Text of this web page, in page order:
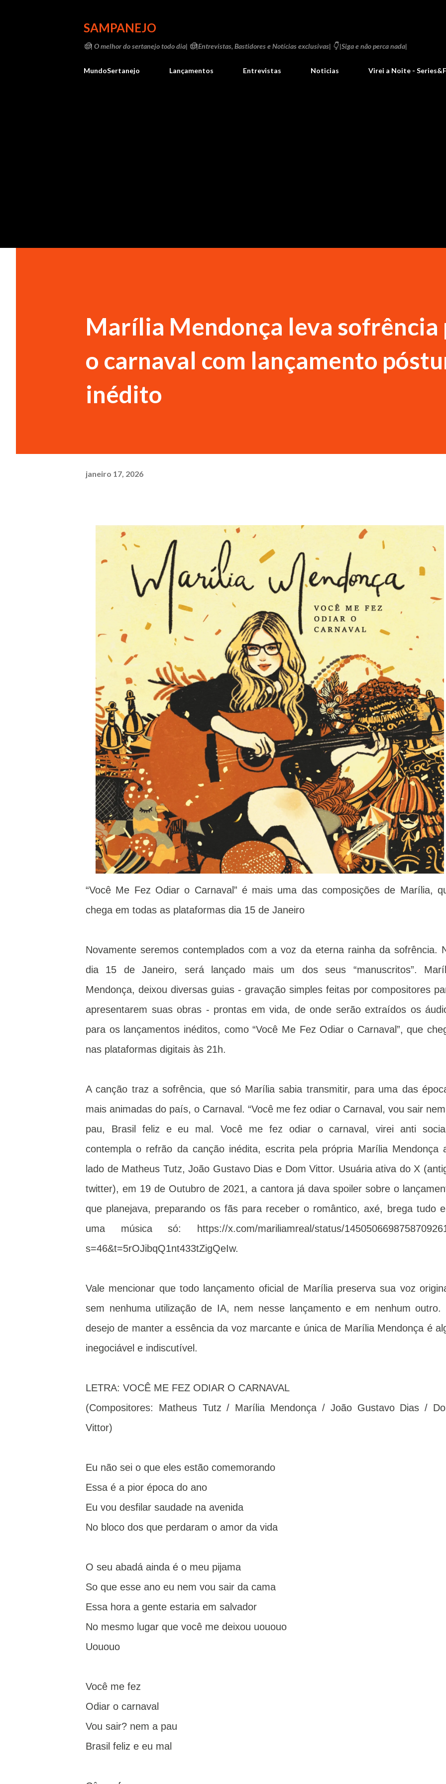
SAMPANEJO
🤠| O melhor do sertanejo todo dia| 🤠|Entrevistas, Bastidores e Notícias exclusivas| 👇 |Siga e não perca nada|
MundoSertanejo Lançamentos Entrevistas Noticias Virei a Noite -
Marília Mendonça leva sofrência
o carnaval com lançamento
inédito
janeiro 17, 2026
“Você Me Fez Odiar o Carnaval” é mais uma das composições de Marília,
chega em todas as plataformas dia 15 de Janeiro
Novamente seremos contemplados com a voz da eterna rainha da sofrência.
dia 15 de Janeiro, será lançado mais um dos seus “manuscritos”.
Mendonça, deixou diversas guias - gravação simples feitas por compositores
apresentarem suas obras - prontas em vida, de onde serão extraídos os
para os lançamentos inéditos, como “Você Me Fez Odiar o Carnaval”, que
nas plataformas digitais às 21h.
A canção traz a sofrência, que só Marília sabia transmitir, para uma das
mais animadas do país, o Carnaval. “Você me fez odiar o Carnaval, vou sair
pau, Brasil feliz e eu mal. Você me fez odiar o carnaval, virei anti
contempla o refrão da canção inédita, escrita pela própria Marília Mendonça
lado de Matheus Tutz, João Gustavo Dias e Dom Vittor. Usuária ativa do X
twitter), em 19 de Outubro de 2021, a cantora já dava spoiler sobre o
que planejava, preparando os fãs para receber o romântico, axé, brega tudo
uma música só: https://x.com/mariliamreal/status/
s=46&t=5rOJibqQ1nt433tZigQeIw.
Vale mencionar que todo lançamento oficial de Marília preserva sua voz
sem nenhuma utilização de IA, nem nesse lançamento e em nenhum outro.
desejo de manter a essência da voz marcante e única de Marília Mendonça é
inegociável e indiscutível.
LETRA: VOCÊ ME FEZ ODIAR O CARNAVAL
(Compositores: Matheus Tutz / Marília Mendonça / João Gustavo Dias /
Vittor)
Eu não sei o que eles estão comemorando
Essa é a pior época do ano
Eu vou desfilar saudade na avenida
No bloco dos que perdaram o amor da vida
O seu abadá ainda é o meu pijama
So que esse ano eu nem vou sair da cama
Essa hora a gente estaria em salvador
No mesmo lugar que você me deixou uououo
Uououo
Você me fez
Odiar o carnaval
Vou sair? nem a pau
Brasil feliz e eu mal